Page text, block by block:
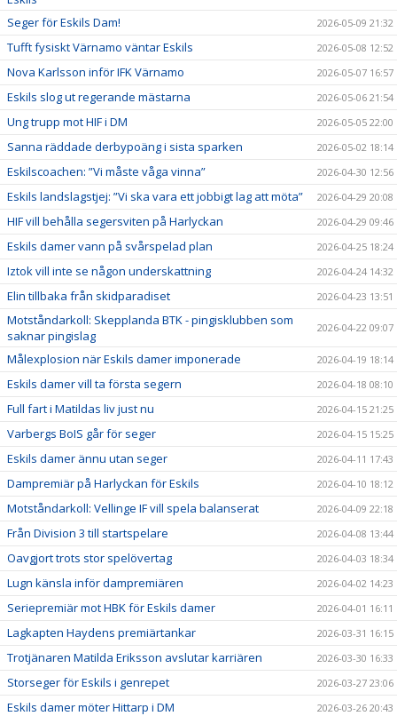
Seger för Eskils Dam!
2026-05-09 21:32
Tufft fysiskt Värnamo väntar Eskils 2026-05-08 12:52
Nova Karlsson inför IFK Värnamo 2026-05-07 16:57
Eskils slog ut regerande mästarna 2026-05-06 21:54
Ung trupp mot HIF i DM 2026-05-05 22:00
Sanna räddade derbypoäng i sista sparken 2026-05-02 18:14
Eskilscoachen: ”Vi måste våga vinna” 2026-04-30 12:56
Eskils landslagstjej: ”Vi ska vara ett jobbigt lag att möta” 2026-04-29 20:08
HIF vill behålla segersviten på Harlyckan 2026-04-29 09:46
Eskils damer vann på svårspelad plan 2026-04-25 18:24
Iztok vill inte se någon underskattning 2026-04-24 14:32
Elin tillbaka från skidparadiset 2026-04-23 13:51
Motståndarkoll: Skepplanda BTK - pingisklubben som
saknar pingislag
2026-04-22 09:07
Målexplosion när Eskils damer imponerade 2026-04-19 18:14
Eskils damer vill ta första segern 2026-04-18 08:10
Full fart i Matildas liv just nu 2026-04-15 21:25
Varbergs BoIS går för seger 2026-04-15 15:25
Eskils damer ännu utan seger 2026-04-11 17:43
Dampremiär på Harlyckan för Eskils 2026-04-10 18:12
Motståndarkoll: Vellinge IF vill spela balanserat 2026-04-09 22:18
Från Division 3 till startspelare 2026-04-08 13:44
Oavgjort trots stor spelövertag 2026-04-03 18:34
Lugn känsla inför dampremiären 2026-04-02 14:23
Seriepremiär mot HBK för Eskils damer 2026-04-01 16:11
Lagkapten Haydens premiärtankar 2026-03-31 16:15
Trotjänaren Matilda Eriksson avslutar karriären 2026-03-30 16:33
Storseger för Eskils i genrepet 2026-03-27 23:06
Eskils damer möter Hittarp i DM 2026-03-26 20:43